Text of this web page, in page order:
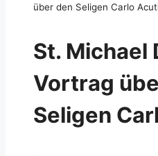
über den Seligen Carlo
St. Michael
Vortrag
Seligen